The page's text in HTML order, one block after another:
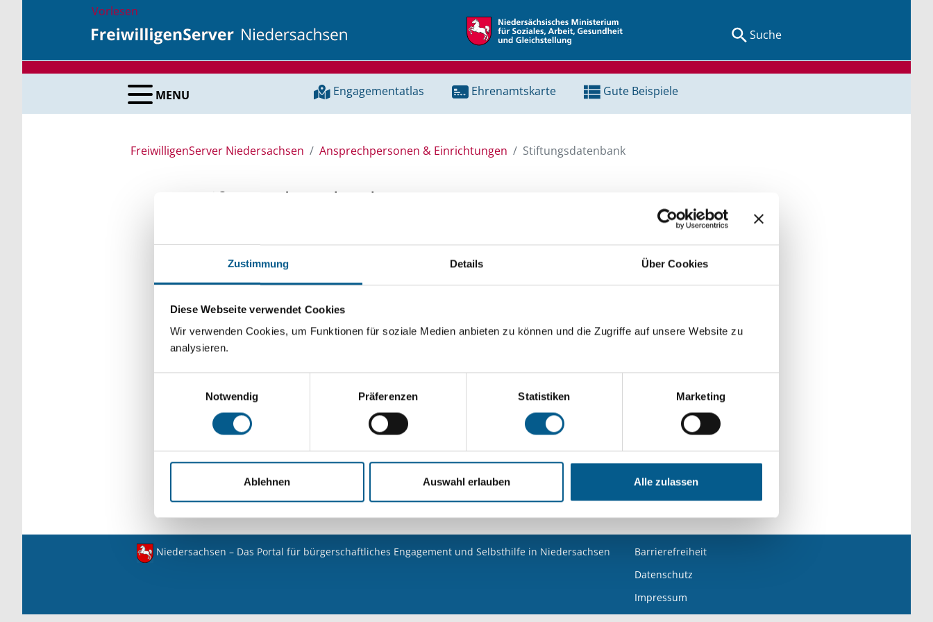
Zustimmung Details Über Cookies
Diese Webseite verwendet Cookies
Wir verwenden Cookies, um Funktionen für soziale Medien anbieten zu können und die Zugriffe auf unsere Website zu
analysieren.
Notwendig
Präferenzen Statistiken Marketing
Ablehnen Auswahl erlauben Alle zulassen
Vorlesen
Suche
MENU Engagementatlas Ehrenamtskarte Gute Beispiele
FreiwilligenServer Niedersachsen Ansprechpersonen & Einrichtungen Stiftungsdatenbank
Stiftungsdatenbank
Recherchieren Sie in unserer Stiftungsdatenbank nach Themen, Kategorien, Suchbegriffen und Orten.
Bei der Suche bitte die Groß- und Kleinschreibung beachten.
Bitte Suchbegriff eingeben. Ergebnisse können durch die Wahl von Bereichen oder Kategorien
verfeinert werden.
Suchen
Aktive Filter:
Kategorie: Hilfsbedürftige Menschen
Kategorie: Heimatpflege
Kategorie: Sport
Alle Filter entfernen
Niedersachsen – Das Portal für bürgerschaftliches Engagement und Selbsthilfe in Niedersachsen
Barrierefreiheit
Datenschutz
Impressum